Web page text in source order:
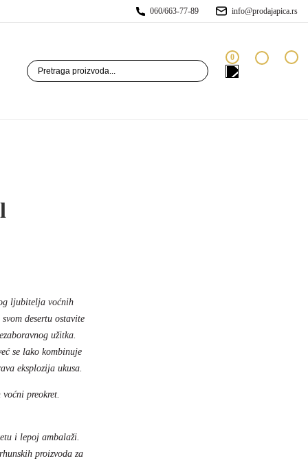
060/663-77-89 info@prodajapica.rs
0
ljubitelja voćnih
desertu ostavite
užitka.
se lako kombinuje
eksplozija ukusa.
preokret.
i lepoj ambalaži.
proizvoda za